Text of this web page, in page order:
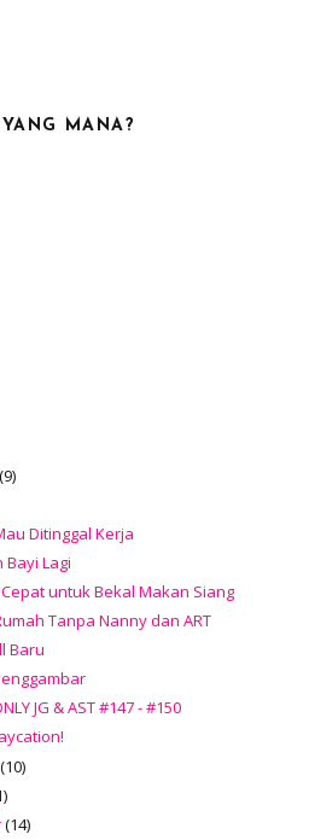
YANG MANA?
(9)
Ditinggal Kerja
Bayi Lagi
untuk Bekal Makan Siang
Tanpa Nanny dan ART
Baru
JG & AST #147 - #150
(10)
(14)